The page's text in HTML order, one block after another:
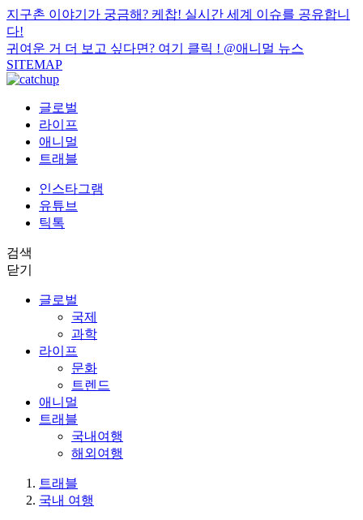
지구촌 이야기가 궁금해? 케찹! 실시간 세계 이슈를 공유합니
다!
귀여운 거 더 보고 싶다면? 여기 클릭 ! @애니멀 뉴스
SITEMAP
글로벌
라이프
애니멀
트래블
인스타그램
유튜브
틱톡
검색
닫기
글로벌
국제
과학
라이프
문화
트렌드
애니멀
트래블
국내여행
해외여행
트래블
국내 여행